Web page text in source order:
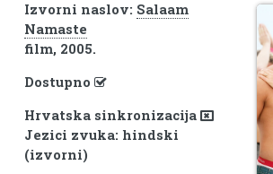
Izvorni naslov: Salaam
Namaste
film, 2005.
Dostupno
Hrvatska sinkronizacija
Jezici zvuka: hindski
(izvorni)